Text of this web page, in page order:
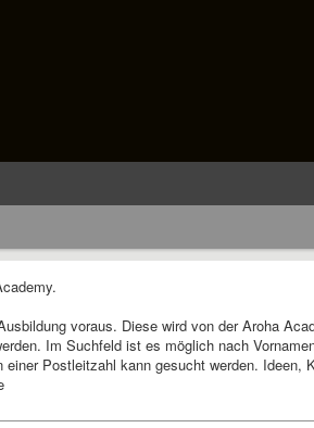
voraus. Diese wird von der Aroha
Im Suchfeld ist es möglich nach
Postleitzahl kann gesucht werden. Ideen,